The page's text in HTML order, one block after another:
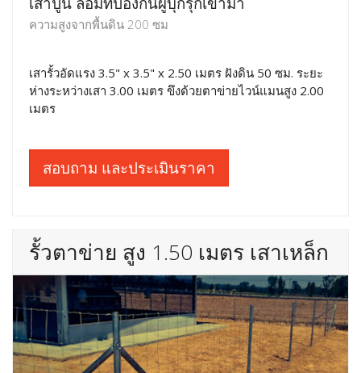
ความสูงจากพื้นดิน 200 ซม
เสารั้วอัดแรง 3.5" x 3.5" x 2.50 เมตร ฝังดิน 50 ซม. ระยะ
ห่างระหว่างเสา 3.00 เมตร ขึงด้วยตาข่ายไวน์แมนสูง 2.00
เมตร
สอบถาม และประเมินราคา
รั้วตาข่าย สูง 1.50 เมตร เสาเหล็ก